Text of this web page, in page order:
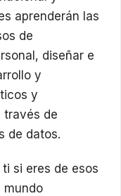
aprenderán las
de
diseñar e
y
y
través de
de datos.
si eres de esos
mundo